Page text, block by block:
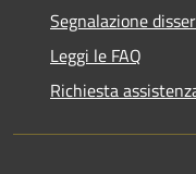
Segnalazione
Leggi le FAQ
Richiesta